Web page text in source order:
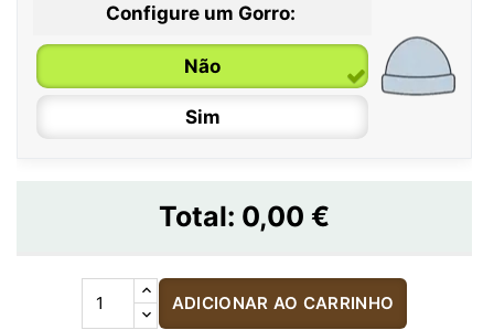
Configure um Gorro:
Não
Sim
Total: 0,00 €
ADICIONAR AO CARRINHO